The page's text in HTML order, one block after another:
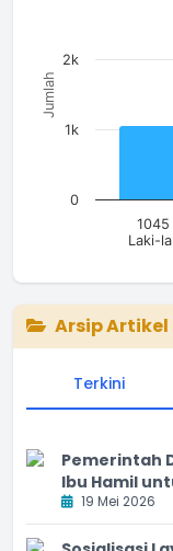
Jumlah
1045
Laki-
0
1k
2k
Arsip Artikel
Terkini
Pemerintah
Ibu Hamil
19 Mei 2026